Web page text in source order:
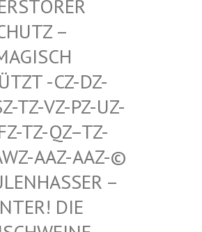
ZUM SC
DZ-ZZ-LZ-S
PZ-UZ-OZ-SZ-F
HZ-JZ-A
© SCHWULE
– MILITAN
GIESENS